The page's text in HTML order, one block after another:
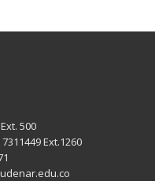
500
Ext.1260